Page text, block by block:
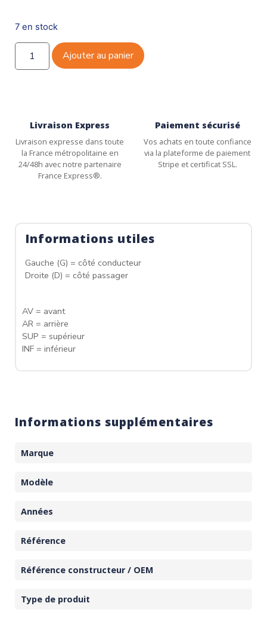
7 en stock
Ajouter au panier
Livraison Express
Livraison expresse dans toute
la France métropolitaine en
24/48h avec notre partenaire
France Express®.
Paiement sécurisé
Vos achats en toute confiance
via la plateforme de paiement
Stripe et certificat SSL.
Informations utiles
Gauche (G) = côté conducteur
Droite (D) = côté passager
AV = avant
AR = arrière
SUP = supérieur
INF = inférieur
Informations supplémentaires
Marque
Modèle
Années
Référence
Référence constructeur / OEM
Type de produit